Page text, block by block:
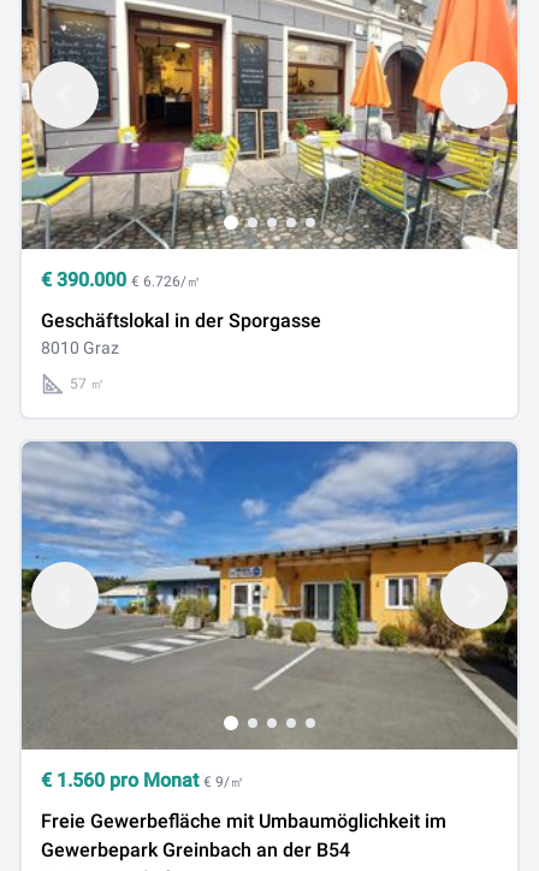
€ 390.000 € 6.726/㎡
Geschäftslokal in der Sporgasse
8010 Graz
57 ㎡
€ 1.560 pro Monat € 9/㎡
Freie Gewerbefläche mit Umbaumöglichkeit im
Gewerbepark Greinbach an der B54